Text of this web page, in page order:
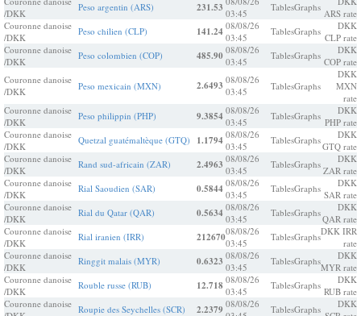
/DKK
Peso argentin (ARS) 231.53 03:45
TablesGraphs
ARS rate
Couronne danoise
/DKK
Peso chilien (CLP) 141.24 08/08/26
03:45
TablesGraphs
DKK
CLP rate
Couronne danoise
/DKK
Peso colombien (COP) 485.90 08/08/26
03:45
TablesGraphs
DKK
COP rate
Couronne danoise
/DKK
Peso mexicain (MXN) 2.6493 08/08/26
03:45
TablesGraphs
DKK
MXN
rate
Couronne danoise
/DKK
Peso philippin (PHP) 9.3854 08/08/26
03:45
TablesGraphs
DKK
PHP rate
Couronne danoise
/DKK
Quetzal guatémaltèque (GTQ) 1.1794 08/08/26
03:45
TablesGraphs
DKK
GTQ rate
Couronne danoise
/DKK
Rand sud-africain (ZAR) 2.4963 08/08/26
03:45
TablesGraphs
DKK
ZAR rate
Couronne danoise
/DKK
Rial Saoudien (SAR) 0.5844 08/08/26
03:45
TablesGraphs
DKK
SAR rate
Couronne danoise
/DKK
Rial du Qatar (QAR) 0.5634 08/08/26
03:45
TablesGraphs
DKK
QAR rate
Couronne danoise
/DKK
Rial iranien (IRR) 21267008/08/26
03:45
TablesGraphsDKK IRR
rate
Couronne danoise
/DKK
Ringgit malais (MYR) 0.6323 08/08/26
03:45
TablesGraphs
DKK
MYR rate
Couronne danoise
/DKK
Rouble russe (RUB) 12.718 08/08/26
03:45
TablesGraphs
DKK
RUB rate
Couronne danoise Roupie des Seychelles (SCR) 2.2379 08/08/26
TablesGraphs
DKK